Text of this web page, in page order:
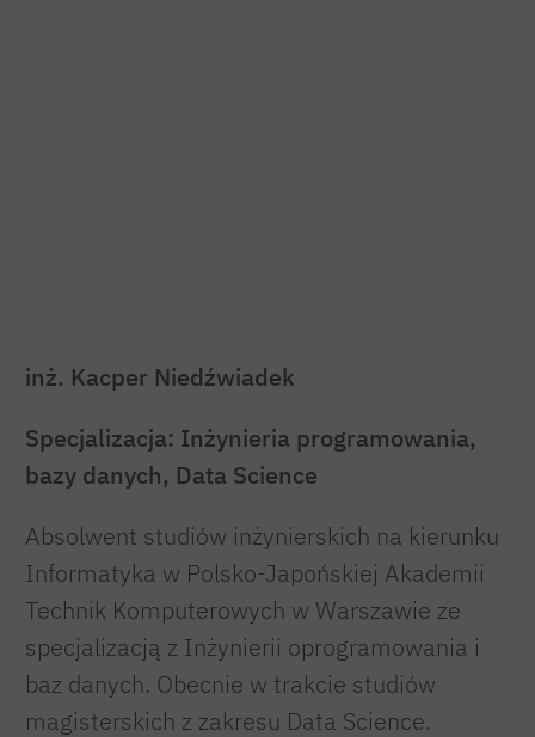
inż. Kacper Niedźwiadek
Specjalizacja: Inżynieria programowania,
bazy danych, Data Science
Absolwent studiów inżynierskich na kierunku
Informatyka w Polsko-Japońskiej Akademii
Technik Komputerowych w Warszawie ze
specjalizacją z Inżynierii oprogramowania i
baz danych. Obecnie w trakcie studiów
magisterskich z zakresu Data Science.